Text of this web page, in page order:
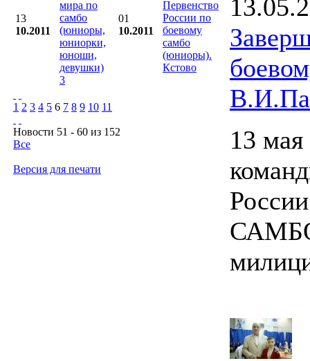
13
10.2011
мира по
самбо
(юниоры,
юниорки,
юноши,
девушки)
3
01
10.2011
Первенство
России по
боевому
самбо
(юниоры).
Кстово
1 2 3 4 5 6 7 8 9 10 11
Новости 51 - 60 из 152
Все
Версия для печати
13 мая